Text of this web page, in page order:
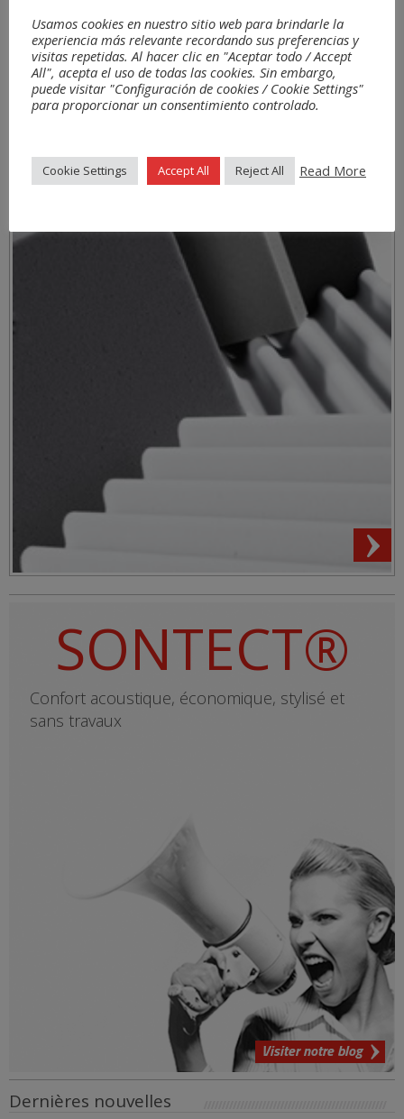
Matériaux
SONTECT®
Confort acoustique, économique, stylisé et
sans travaux
Visiter notre blog
Dernières nouvelles
Usamos cookies en nuestro sitio web para brindarle la
experiencia más relevante recordando sus preferencias y
visitas repetidas. Al hacer clic en "Aceptar todo / Accept
All", acepta el uso de todas las cookies. Sin embargo,
puede visitar "Configuración de cookies / Cookie Settings"
para proporcionar un consentimiento controlado.
Cookie Settings Accept All Reject All Read More